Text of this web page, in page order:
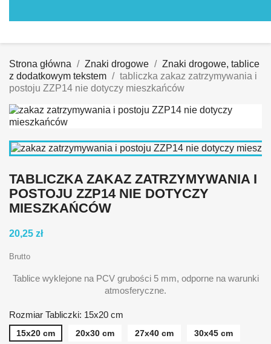
Strona główna Znaki drogowe
Znaki drogowe, tablice
z dodatkowym tekstem
tabliczka zakaz zatrzymywania i
postoju ZZP14 nie dotyczy mieszkańców
TABLICZKA ZAKAZ ZATRZYMYWANIA I
POSTOJU ZZP14 NIE DOTYCZY
MIESZKAŃCÓW
20,25 zł
Brutto
Tablice wyklejone na PCV grubości 5 mm, odporne na warunki
atmosferyczne.
Rozmiar Tabliczki: 15x20 cm
15x20 cm 20x30 cm 27x40 cm 30x45 cm